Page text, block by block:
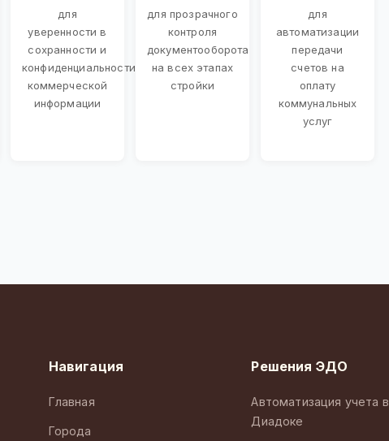
для
уверенности в
сохранности и
конфиденциальности
коммерческой
информации
для прозрачного
контроля
документооборота
на всех этапах
стройки
для
автоматизации
передачи
счетов на
оплату
коммунальных
услуг
Навигация
Главная
Города
Решения ЭДО
Автоматизация учета в
Диадоке